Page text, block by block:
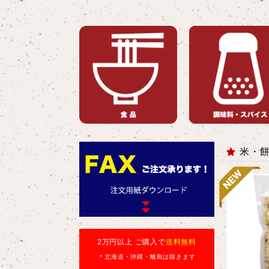
2万円以上 ご購入で送料無料
＊北海道・沖縄・離島は除きます
米・